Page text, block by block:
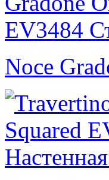
Noce